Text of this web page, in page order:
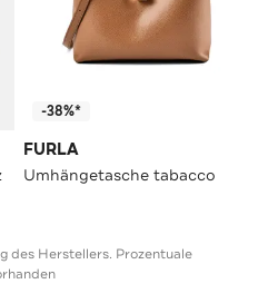
-38%*
FURLA
Umhängetasche tabacco
des Herstellers. Prozentuale